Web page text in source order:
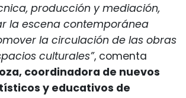
producción y mediación,
la escena contemporánea
la circulación de las obras
culturales”, comenta
coordinadora de nuevos
y educativos de